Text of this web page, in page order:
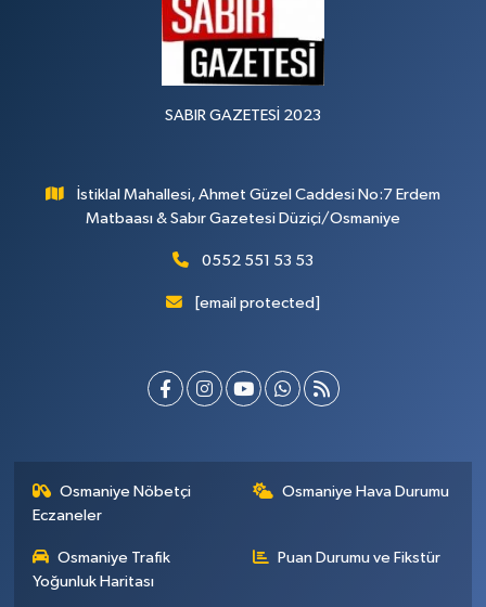
SABIR GAZETESİ 2023
İstiklal Mahallesi, Ahmet Güzel Caddesi No:7 Erdem
Matbaası & Sabır Gazetesi Düziçi/Osmaniye
0552 551 53 53
[email protected]
Osmaniye Nöbetçi
Eczaneler
Osmaniye Hava Durumu
Osmaniye Trafik
Yoğunluk Haritası
Puan Durumu ve Fikstür